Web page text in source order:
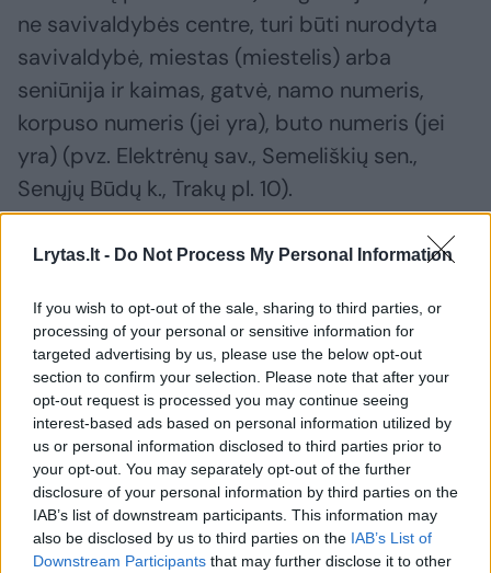
Lrytas.lt - Do Not Process My Personal Information
If you wish to opt-out of the sale, sharing to third parties, or
processing of your personal or sensitive information for
targeted advertising by us, please use the below opt-out
section to confirm your selection. Please note that after your
opt-out request is processed you may continue seeing
interest-based ads based on personal information utilized by
us or personal information disclosed to third parties prior to
your opt-out. You may separately opt-out of the further
disclosure of your personal information by third parties on the
IAB’s list of downstream participants. This information may
also be disclosed by us to third parties on the IAB’s List of
Downstream Participants that may further disclose it to other
ne savivaldybės centre, turi būti nurodyta
savivaldybė, miestas (miestelis) arba
seniūnija ir kaimas, gatvė, namo numeris,
korpuso numeris (jei yra), buto numeris (jei
yra) (pvz. Elektrėnų sav., Semeliškių sen.,
Senųjų Būdų k., Trakų pl. 10).
Be to, adresas turi būti įregistruotas Adresų
registre, galima atlikus viešą ir nemokamą
paiešką, arba pasinaudojus REGIA
žemėlapyje esančia adresų paieška. Jei
pastatui ar patalpai, kurioje norima
deklaruoti savo gyvenamąją vietą, nėra
suteiktas adresas, asmuo turėtų kreiptis į
savivaldybę ar seniūniją su prašymu suteikti
adresą. Jei adresas yra suteiktas, tačiau